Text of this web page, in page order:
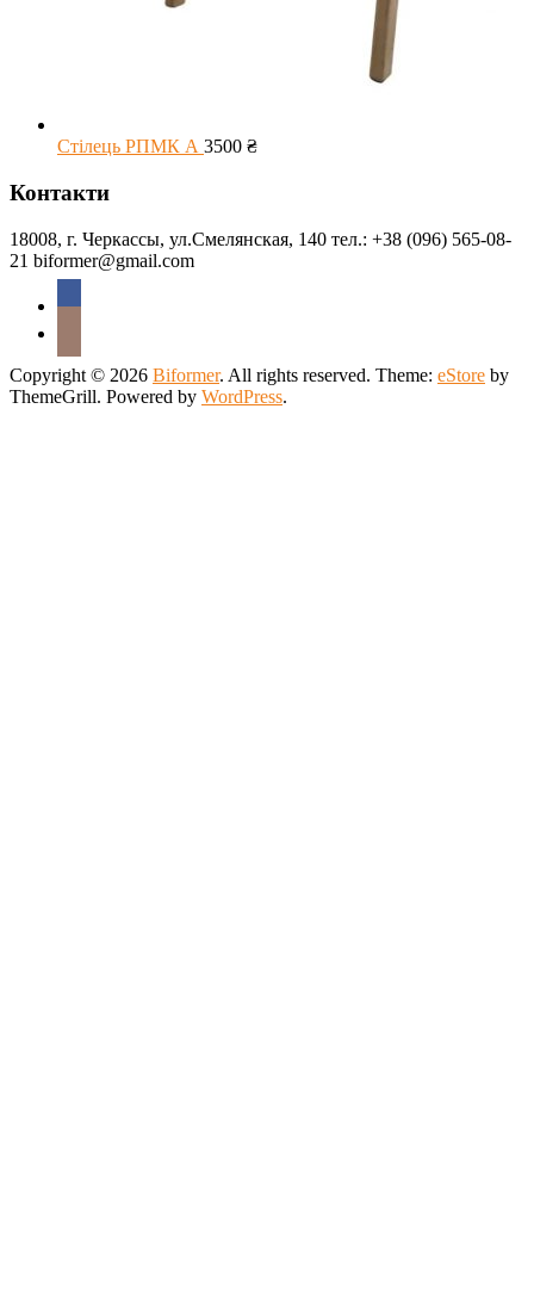
Стілець РПМК А 3500 ₴
Контакти
18008, г. Черкассы, ул.Смелянская, 140 тел.: +38 (096) 565-08-
21 biformer@gmail.com
Copyright © 2026 Biformer. All rights reserved. Theme: eStore by
ThemeGrill. Powered by WordPress.